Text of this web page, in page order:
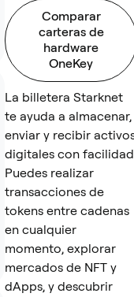
Comparar
carteras de
hardware
OneKey
La billetera Starknet
te ayuda a almacenar,
enviar y recibir
digitales con
Puedes realizar
transacciones de
tokens entre cadenas
en cualquier
momento, explorar
mercados de NFT y
dApps, y descubrir